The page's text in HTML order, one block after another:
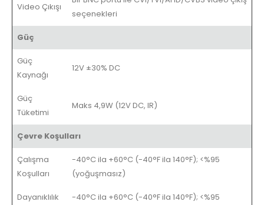
Video Çıkışı
seçenekleri
Güç
Güç
Kaynağı
12V ±30% DC
Güç
Tüketimi
Maks 4,9W (12V DC, IR)
Çevre Koşulları
Çalışma
Koşulları
-40°C ila +60°C (-40°F ila 140°F); <%95
(yoğuşmasız)
Dayanıklılık
-40°C ila +60°C (-40°F ila 140°F); <%95